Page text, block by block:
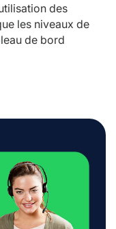
des
les niveaux de
de bord